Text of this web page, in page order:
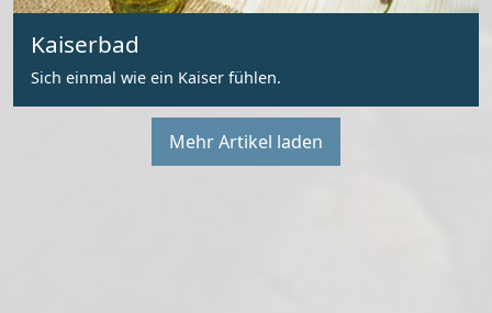
Kaiserbad
Sich einmal wie ein Kaiser fühlen.
Mehr Artikel laden